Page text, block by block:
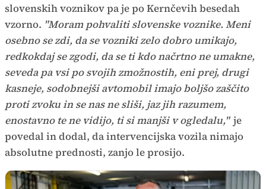
slovenskih voznikov pa je po Kernčevih besedah
vzorno. "Moram pohvaliti slovenske voznike. Meni
osebno se zdi, da se vozniki zelo dobro umikajo,
redkokdaj se zgodi, da se ti kdo načrtno ne umakne,
seveda pa vsi po svojih zmožnostih, eni prej, drugi
kasneje, sodobnejši avtomobil imajo boljšo zaščito
proti zvoku in se nas ne sliši, jaz jih razumem,
enostavno te ne vidijo, ti si manjši v ogledalu," je
povedal in dodal, da intervencijska vozila nimajo
absolutne prednosti, zanjo le prosijo.